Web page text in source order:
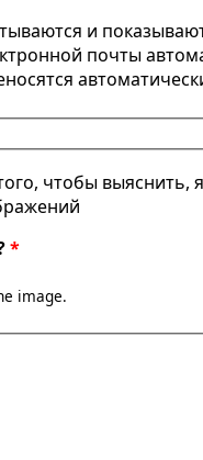
и
почты
чтобы
*
image.